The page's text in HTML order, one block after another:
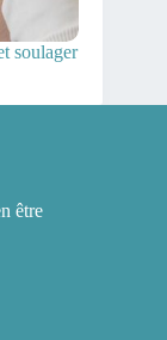
soulager
être